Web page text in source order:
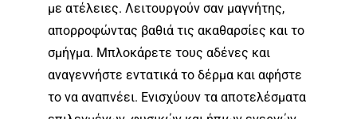
με ατέλειες. Λειτουργούν σαν μαγνήτης,
απορροφώντας βαθιά τις ακαθαρσίες και το
σμήγμα. Μπλοκάρετε τους αδένες και
αναγεννήστε εντατικά το δέρμα και αφήστε
το να αναπνέει. Ενισχύουν τα αποτελέσματα